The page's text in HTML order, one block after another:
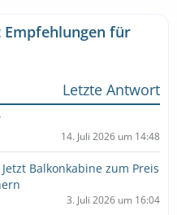
Empfehlungen für
Letzte Antwort
14. Juli 2026 um 14:48
Balkonkabine zum Preis
3. Juli 2026 um 16:04